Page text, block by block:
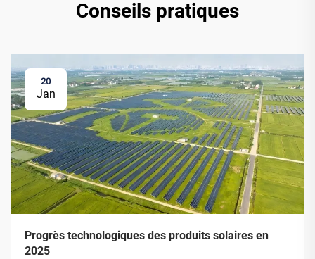
Conseils pratiques
20
Jan
Progrès technologiques des produits solaires en
2025